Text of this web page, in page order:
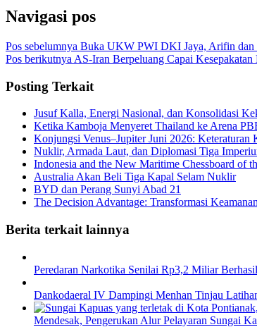
Navigasi pos
Pos sebelumnya Buka UKW PWI DKI Jaya, Arifin dan
Pos berikutnya AS-Iran Berpeluang Capai
Posting Terkait
Jusuf Kalla, Energi Nasional, dan Konsolidasi
Ketika Kamboja Menyeret Thailand ke Arena
Konjungsi Venus–Jupiter Juni 2026:
Nuklir, Armada Laut, dan Diplomasi Tiga
Indonesia and the New Maritime Chessboard of
Australia Akan Beli Tiga Kapal Selam Nuklir
BYD dan Perang Sunyi Abad 21
The Decision Advantage: Transformasi
Berita terkait lainnya
Peredaran Narkotika Senilai Rp3,2 Miliar
Dankodaeral IV Dampingi Menhan Tinjau
Mendesak, Pengerukan Alur Pelayaran Sungai